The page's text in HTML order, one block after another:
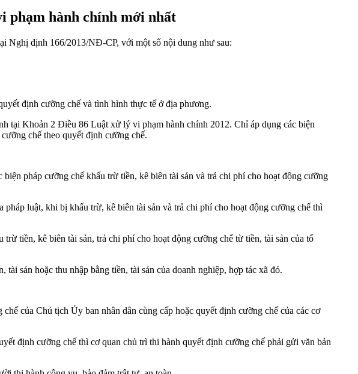
phạm hành chính mới nhất
Nghị định 166/2013/NĐ-CP, với một số nội dung như sau:
định cưỡng chế và tình hình thực tế ở địa phương.
tại Khoản 2 Điều 86 Luật xử lý vi phạm hành chính 2012. Chỉ áp dụng các biện
chế theo quyết định cưỡng chế.
pháp cưỡng chế khấu trừ tiền, kê biên tài sản và trả chi phí cho hoạt động cưỡng
luật, khi bị khấu trừ, kê biên tài sản và trả chi phí cho hoạt động cưỡng chế thì
tiền, kê biên tài sản, trả chi phí cho hoạt động cưỡng chế từ tiền, tài sản của tổ
sản hoặc thu nhập bằng tiền, tài sản của doanh nghiệp, hợp tác xã đó.
của Chủ tịch Ủy ban nhân dân cùng cấp hoặc quyết định cưỡng chế của các cơ
định cưỡng chế thì cơ quan chủ trì thi hành quyết định cưỡng chế phải gửi văn bản